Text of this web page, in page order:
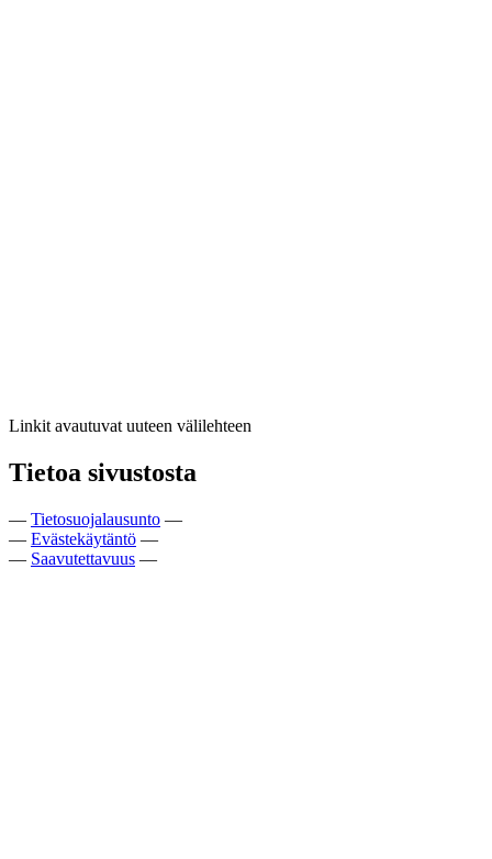
Linkit avautuvat uuteen välilehteen
Tietoa sivustosta
— Tietosuojalausunto —
— Evästekäytäntö —
— Saavutettavuus —